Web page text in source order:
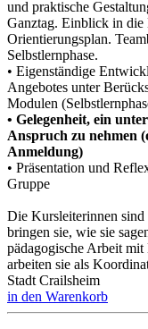
und praktische
Ganztag. Einblick in
Orientierungsplan.
Selbstlernphase.
• Eigenständige
Angebotes unter
Modulen
• Gelegenheit, ein
Anspruch zu nehmen
Anmeldung)
• Präsentation und
Gruppe
Die Kursleiterinnen sind
bringen sie, wie sie
pädagogische Arbeit
arbeiten sie als
Stadt Crailsheim
in den Warenkorb